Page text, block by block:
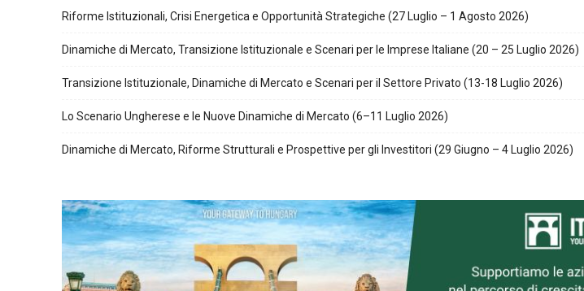
Riforme Istituzionali, Crisi Energetica e Opportunità Strategiche (27 Luglio – 1 Agosto 2026)
Dinamiche di Mercato, Transizione Istituzionale e Scenari per le Imprese Italiane (20 – 25 Luglio 2026)
Transizione Istituzionale, Dinamiche di Mercato e Scenari per il Settore Privato (13-18 Luglio 2026)
Lo Scenario Ungherese e le Nuove Dinamiche di Mercato (6–11 Luglio 2026)
Dinamiche di Mercato, Riforme Strutturali e Prospettive per gli Investitori (29 Giugno – 4 Luglio 2026)